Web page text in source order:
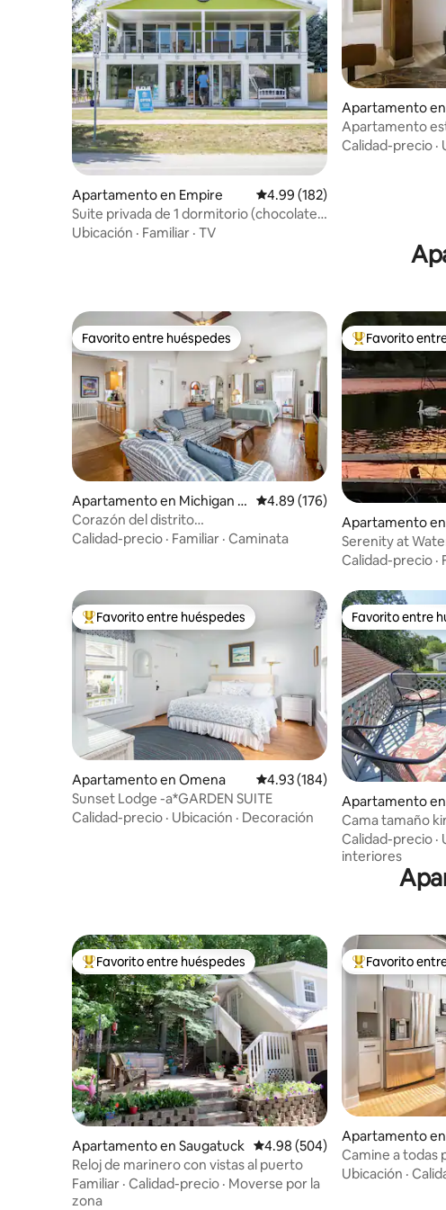
Apartamento en Empire Calificación promedio: 4.99 de
4.99 (182)
Suite privada de 1 dormitorio (chocolate
con leche) en GDC
Ubicación · Familiar · TV
Apartamento
Apartamento
Chicago Queen
Calidad-precio ·
Favorito entre huéspedes
Favorito entre huéspedes
Apartamento en Michigan C
ity
Calificación promedio: 4.89 de
4.89 (176)
Corazón del distrito
histórico*W/D*Aparcamiento*Ducha
Calidad-precio · Familiar · Caminata
Favorito entre
Favorito
Apartamento en
e
Serenity at
Spring Lake
Calidad-precio ·
Favorito entre huéspedes preferido
Favorito entre huéspedes
Apartamento en Omena Calificación promedio: 4.93 de
4.93 (184)
Sunset Lodge -a*GARDEN SUITE
Calidad-precio · Ubicación · Decoración
Favorito entre
Favorito entre
Apartamento
Cama tamaño
A poca distancia
centro de la
Calidad-precio ·
interiores
Favorito entre huéspedes preferido
Favorito entre huéspedes
Apartamento en Saugatuck Calificación promedio: 4.98 de
4.98 (504)
Reloj de marinero con vistas al puerto
Familiar · Calidad-precio · Moverse por la
zona
Favorito entre
Favorito
Apartamento
n
Camine a todas
y jacuzzi:
Ubicación ·